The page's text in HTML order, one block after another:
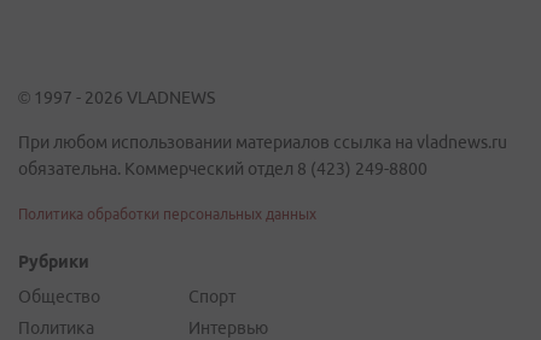
© 1997 - 2026 VLADNEWS
При любом использовании материалов ссылка на vladnews.ru
обязательна. Коммерческий отдел 8 (423) 249-8800
Политика обработки персональных данных
Рубрики
Общество
Политика
Спорт
Интервью